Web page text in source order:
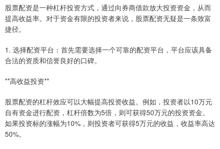
股票配资是一种杠杆投资方式，通过向券商借款放大投资资金，从而
提高收益率。对于资金有限的投资者来说，股票配资无疑是一条致富
捷径。
1. 选择配资平台：首先需要选择一个可靠的配资平台，平台应该具备
合法的资质和信誉良好的口碑。
**高收益投资**
股票配资的杠杆效应可以大幅提高投资收益。例如，投资者以10万元
自有资金进行配资，杠杆倍数为5倍，则可获得50万元的投资资金。
如果投资标的涨幅为10%，则投资者可获得5万元的收益，收益率高达
50%。